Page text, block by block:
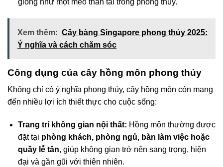
Xem thêm: Cây bàng Singapore phong thủy 2025:
Ý nghĩa và cách chăm sóc
Công dụng của cây hồng môn phong thủy
Không chỉ có ý nghĩa phong thủy, cây hồng môn còn mang
đến nhiều lợi ích thiết thực cho cuộc sống:
Trang trí không gian nội thất: Hồng môn thường được
đặt tại phòng khách, phòng ngủ, bàn làm việc hoặc
quầy lễ tân, giúp không gian trở nên sang trọng, hiện
đại và gần gũi với thiên nhiên.